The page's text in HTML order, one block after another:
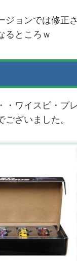
ジョンでは修正
るところｗ
・ワイスピ・プ
ざいました。